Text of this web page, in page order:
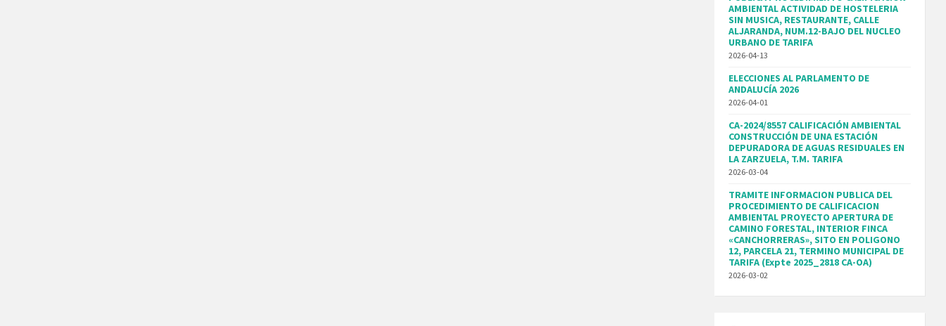
AMBIENTAL ACTIVIDAD DE HOSTELERIA
SIN MUSICA, RESTAURANTE, CALLE
ALJARANDA, NUM.12-BAJO DEL NUCLEO
URBANO DE TARIFA
2026-04-13
ELECCIONES AL PARLAMENTO DE
ANDALUCÍA 2026
2026-04-01
CA-2024/8557 CALIFICACIÓN AMBIENTAL
CONSTRUCCIÓN DE UNA ESTACIÓN
DEPURADORA DE AGUAS RESIDUALES EN
LA ZARZUELA, T.M. TARIFA
2026-03-04
TRAMITE INFORMACION PUBLICA DEL
PROCEDIMIENTO DE CALIFICACION
AMBIENTAL PROYECTO APERTURA DE
CAMINO FORESTAL, INTERIOR FINCA
«CANCHORRERAS», SITO EN POLIGONO
12, PARCELA 21, TERMINO MUNICIPAL DE
TARIFA (Expte 2025_2818 CA-OA)
2026-03-02